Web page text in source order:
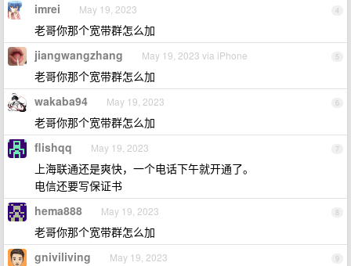
4
imrei May 19, 2023
老哥你那个宽带群怎么加
5
jiangwangzhang May 19, 2023 via iPhone
老哥你那个宽带群怎么加
6
wakaba94 May 19, 2023
老哥你那个宽带群怎么加
7
flishqq May 19, 2023
上海联通还是爽快，一个电话下午就开通了。
电信还要写保证书
8
hema888 May 19, 2023
老哥你那个宽带群怎么加
9
gniviliving May 19, 2023